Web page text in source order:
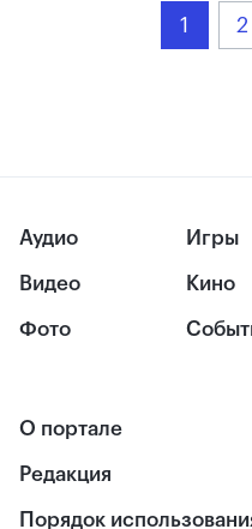
1 2
Аудио
Видео
Фото
Игры
Кино
О портале
Редакция
Порядок